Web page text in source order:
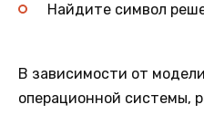
Найдите символ
В зависимости от
операционной системы,